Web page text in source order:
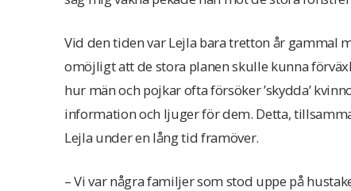
Vid den tiden var Lejla bara tretton år gammal
omöjligt att de stora planen skulle kunna
hur män och pojkar ofta försöker ’skydda’
information och ljuger för dem. Detta,
Lejla under en lång tid framöver.
– Vi var några familjer som stod uppe på